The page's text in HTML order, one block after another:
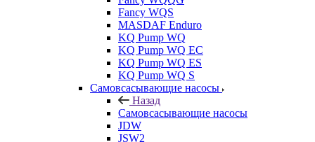
Fancy WQS
MASDAF Enduro
KQ Pump WQ
KQ Pump WQ EC
KQ Pump WQ ES
KQ Pump WQ S
Самовсасывающие насосы
Назад
Самовсасывающие насосы
JDW
JSW2